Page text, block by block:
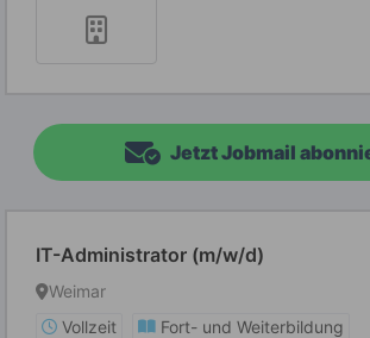
Jetzt Jobmail
IT-Administrator (m/w/d)
Weimar
Vollzeit
Fort- und Weiterbildung